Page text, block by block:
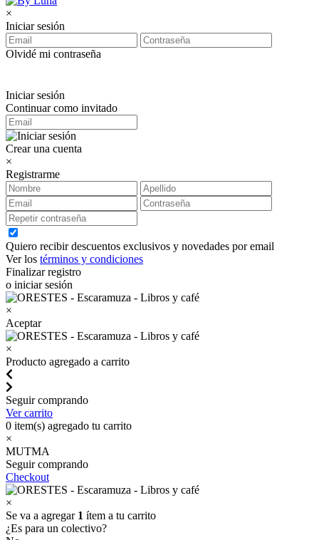
×
Iniciar sesión
Olvidé mi contraseña
Iniciar sesión
Continuar como invitado
Crear una cuenta
×
Registrarme
Quiero recibir descuentos exclusivos y novedades por email
Ver los términos y condiciones
Finalizar registro
o iniciar sesión
×
Aceptar
×
Producto agregado a carrito
Seguir comprando
Ver carrito
0 item(s) agregado tu carrito
×
MUTMA
Seguir comprando
Checkout
×
Se va a agregar 1 ítem a tu carrito
¿Es para un colectivo?